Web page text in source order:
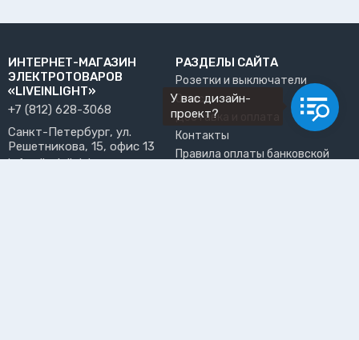
ИНТЕРНЕТ-МАГАЗИН
ЭЛЕКТРОТОВАРОВ
«LIVEINLIGHT»
+7 (812) 628-3068
Санкт-Петербург, ул.
Решетникова, 15, офис 13
info@liveinlight.ru
РАЗДЕЛЫ САЙТА
Розетки и выключатели
О нас
Доставка и оплата
Контакты
Правила оплаты банковской
У вас дизайн-
проект?